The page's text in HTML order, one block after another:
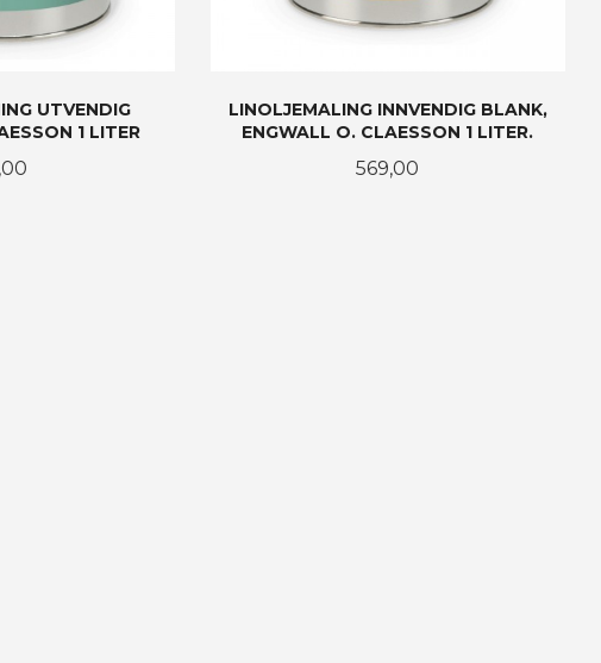
UTVENDIG
1 LITER
LINOLJEMALING INNVENDIG BLANK,
ENGWALL O. CLAESSON 1 LITER.
Pris
569,00